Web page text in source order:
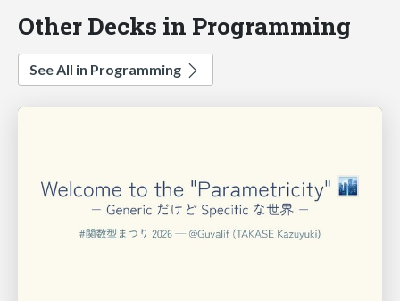
Other Decks in Programming
See All in Programming